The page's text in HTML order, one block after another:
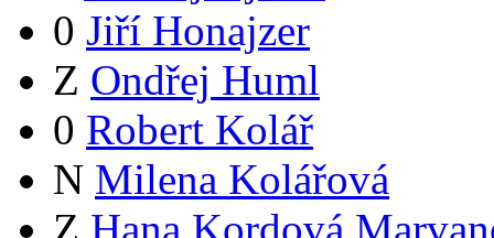
0 Jiří Honajzer
Z Ondřej Huml
0 Robert Kolář
N Milena Kolářová